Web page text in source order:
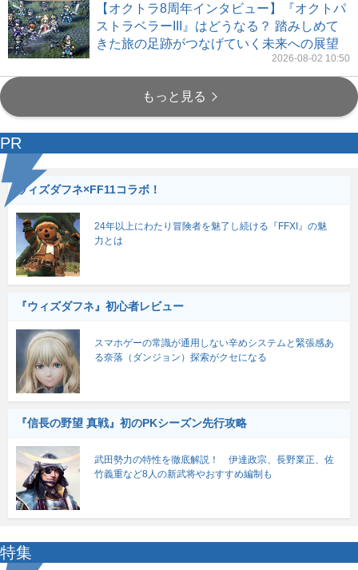
【オクトラ8周年インタビュー】『オクトパ
ストラベラーIII』はどうなる？ 踏みしめて
きた旅の足跡がつなげていく未来への展望
2026-08-02 10:50
もっと見る
PR
ウィズダフネ×FF11コラボ！
24年以上にわたり冒険者を魅了し続ける『FFXI』の魅
力とは
『ウィズダフネ』初心者レビュー
スマホゲーの常識が通用しない辛めシステムと緊張感あ
る奈落（ダンジョン）探索がクセになる
『信長の野望 真戦』初のPKシーズン先行攻略
武田勢力の特性を徹底解説！ 伊達政宗、長野業正、佐
竹義重など8人の新武将やおすすめ編制も
特集